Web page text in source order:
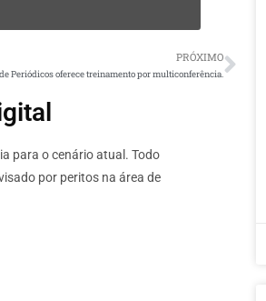
PRÓXIMO
Periódicos oferece treinamento por multiconferência.
para o cenário atual. Todo
por peritos na área de